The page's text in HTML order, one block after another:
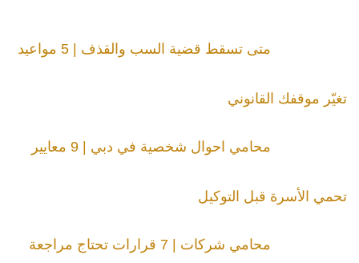
متى تسقط قضية السب والقذف | 5 مواعيد
تغيّر موقفك القانوني
محامي احوال شخصية في دبي | 9 معايير
تحمي الأسرة قبل التوكيل
محامي شركات | 7 قرارات تحتاج مراجعة